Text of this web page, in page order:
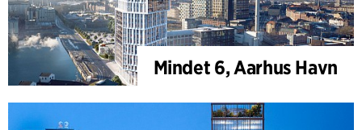
Mindet 6, Aarhus Havn